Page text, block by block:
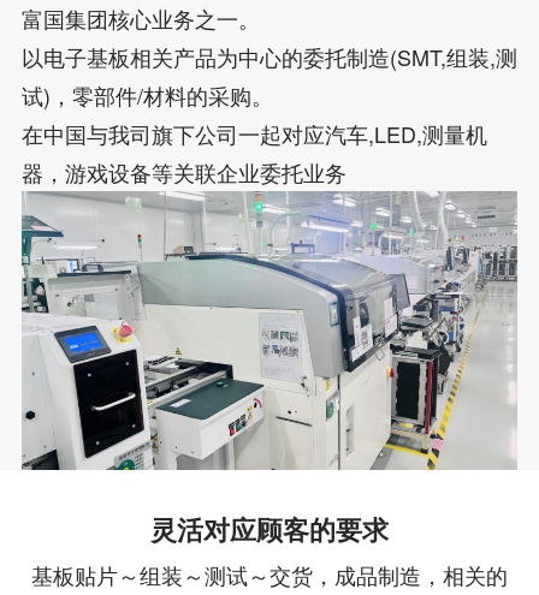
富国集团核心业务之一。
以电子基板相关产品为中心的委托制造(SMT,组装,测
试)，零部件/材料的采购。
在中国与我司旗下公司一起对应汽车,LED,测量机
器，游戏设备等关联企业委托业务
灵活对应顾客的要求
基板贴片～组装～测试～交货，成品制造，相关的